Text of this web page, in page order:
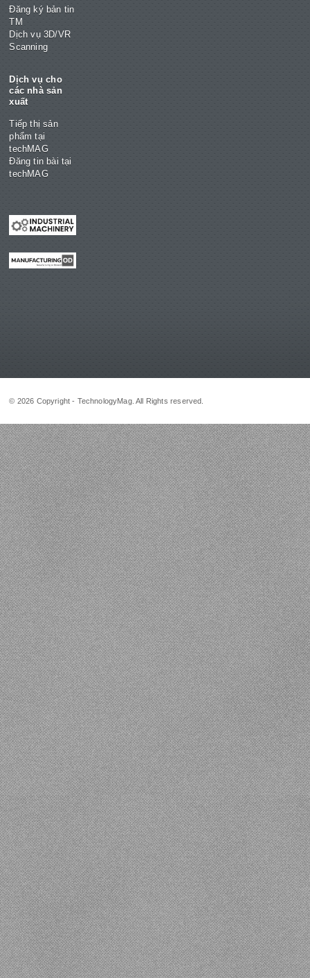
Đăng ký bản tin
TM
Dịch vụ 3D/VR
Scanning
Dịch vụ cho
các nhà sản
xuất
Tiếp thị sản
phẩm tại
techMAG
Đăng tin bài tại
techMAG
© 2026 Copyright - TechnologyMag. All Rights reserved.